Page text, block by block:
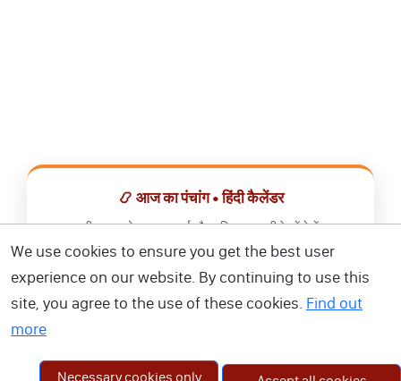
📿 आज का पंचांग • हिंदी कैलेंडर
सभी व्रत, त्योहार, शुभ मुहूर्त और राशिफल एक ही ऐप में देखें।
📅 हिंदी कैलेंडर ऐप डाउनलोड करें
We use cookies to ensure you get the best user
experience on our website. By continuing to use this
site, you agree to the use of these cookies. Find out
more
Necessary cookies only